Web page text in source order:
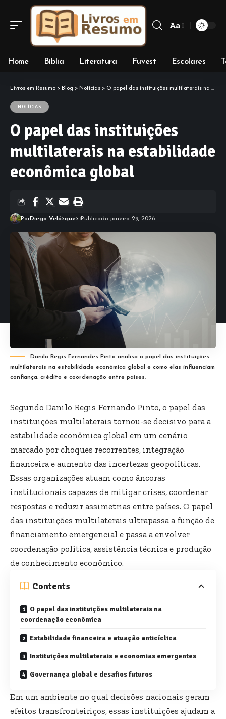
Font
Aa
Home Bíblia Literatura Fuvest Escolares
Livros em Resumo > Blog > Notícias > O papel das instituições multilaterais na estabilidade econômica global
NOTÍCIAS
O papel das instituições
multilaterais na estabilidade
econômica global
PorDiego Velázquez Publicado janeiro 29, 2026
Danilo Regis Fernandes Pinto analisa o papel das instituições
multilaterais na estabilidade económica global e como elas influenciam
confiança, crédito e coordenação entre países.
Segundo Danilo Regis Fernando Pinto, o papel das
instituições multilaterais tornou-se decisivo para a
estabilidade econômica global em um cenário
marcado por choques recorrentes, integração
financeira e aumento das incertezas geopolíticas.
Essas organizações atuam como âncoras
institucionais capazes de mitigar crises, coordenar
respostas e reduzir assimetrias entre países. O papel
das instituições multilaterais ultrapassa a função de
financiamento emergencial e passa a envolver
coordenação política, assistência técnica e produção
de conhecimento econômico.
Contents
O papel das instituições multilaterais na
coordenação econômica
Estabilidade financeira e atuação anticíclica
Instituições multilaterais e economias emergentes
Governança global e desafios futuros
Em um ambiente no qual decisões nacionais geram
efeitos transfronteiriços, essas instituições ajudam a